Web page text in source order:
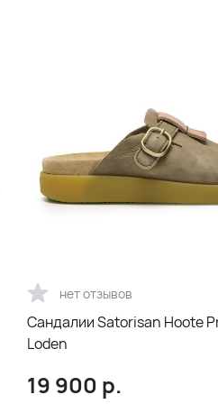
нет отзывов
Сандалии Satorisan Hoote
Loden
19 900 р.